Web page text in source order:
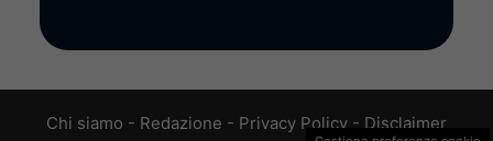
Chi siamo - Redazione - Privacy Policy - Disclaimer